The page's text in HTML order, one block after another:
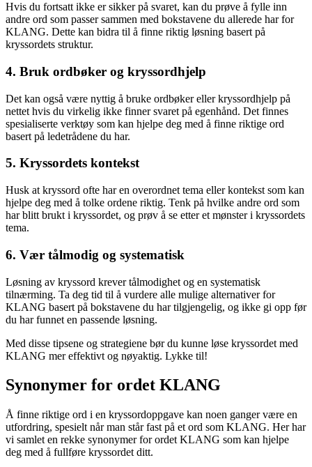
Hvis du fortsatt ikke er sikker på svaret, kan du prøve å fylle inn
andre ord som passer sammen med bokstavene du allerede har for
KLANG. Dette kan bidra til å finne riktig løsning basert på
kryssordets struktur.
4. Bruk ordbøker og kryssordhjelp
Det kan også være nyttig å bruke ordbøker eller kryssordhjelp på
nettet hvis du virkelig ikke finner svaret på egenhånd. Det finnes
spesialiserte verktøy som kan hjelpe deg med å finne riktige ord
basert på ledetrådene du har.
5. Kryssordets kontekst
Husk at kryssord ofte har en overordnet tema eller kontekst som kan
hjelpe deg med å tolke ordene riktig. Tenk på hvilke andre ord som
har blitt brukt i kryssordet, og prøv å se etter et mønster i kryssordets
tema.
6. Vær tålmodig og systematisk
Løsning av kryssord krever tålmodighet og en systematisk
tilnærming. Ta deg tid til å vurdere alle mulige alternativer for
KLANG basert på bokstavene du har tilgjengelig, og ikke gi opp før
du har funnet en passende løsning.
Med disse tipsene og strategiene bør du kunne løse kryssordet med
KLANG mer effektivt og nøyaktig. Lykke til!
Synonymer for ordet KLANG
Å finne riktige ord i en kryssordoppgave kan noen ganger være en
utfordring, spesielt når man står fast på et ord som KLANG. Her har
vi samlet en rekke synonymer for ordet KLANG som kan hjelpe
deg med å fullføre kryssordet ditt.